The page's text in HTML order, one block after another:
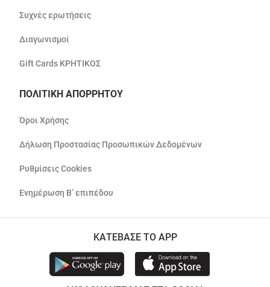
Συχνές ερωτήσεις
Διαγωνισμοί
Gift Cards ΚΡΗΤΙΚΟΣ
ΠΟΛΙΤΙΚΗ ΑΠΟΡΡΗΤΟΥ
Όροι Χρήσης
Δήλωση Προστασίας Προσωπικών Δεδομένων
Ρυθμίσεις Cookies
Ενημέρωση Β’ επιπέδου
ΚΑΤΕΒΑΣΕ ΤΟ APP